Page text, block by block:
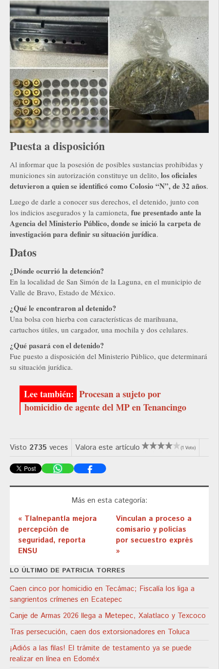
Puesta a disposición
Al informar que la posesión de posibles sustancias prohibidas y
municiones sin autorización constituye un delito, los oficiales
detuvieron a quien se identificó como Colosio “N”, de 32 años.
Luego de darle a conocer sus derechos, el detenido, junto con
los indicios asegurados y la camioneta, fue presentado ante la
Agencia del Ministerio Público, donde se inició la carpeta de
investigación para definir su situación jurídica.
Datos
¿Dónde ocurrió la detención?
En la localidad de San Simón de la Laguna, en el municipio de
Valle de Bravo, Estado de México.
¿Qué le encontraron al detenido?
Una bolsa con hierba con características de marihuana,
cartuchos útiles, un cargador, una mochila y dos celulares.
¿Qué pasará con el detenido?
Fue puesto a disposición del Ministerio Público, que determinará
su situación jurídica.
Procesan a sujeto por
homicidio de agente del MP en Tenancingo
Visto 2735 veces Valora este artículo (1 Voto)
Más en esta categoría:
« Tlalnepantla mejora
percepción de
seguridad, reporta
ENSU
Vinculan a proceso a
comisario y policías
por secuestro exprés
»
LO ÚLTIMO DE PATRICIA TORRES
Caen cinco por homicidio en Tecámac; Fiscalía los liga a
sangrientos crímenes en Ecatepec
Canje de Armas 2026 llega a Metepec, Xalatlaco y Texcoco
Tras persecución, caen dos extorsionadores en Toluca
¡Adiós a las filas! El trámite de testamento ya se puede
realizar en línea en Edoméx